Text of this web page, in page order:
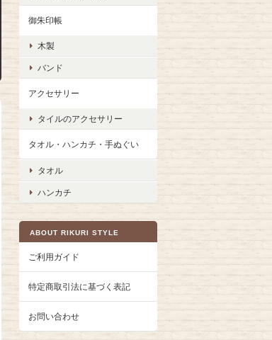
御朱印帳
木製
バンド
アクセサリー
タイルのアクセサリー
タオル・ハンカチ・手ぬぐい
タオル
ハンカチ
ABOUT RIKURI STYLE
ご利用ガイド
特定商取引法に基づく表記
お問い合わせ